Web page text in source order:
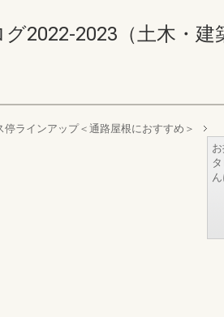
2022-2023（土木・建
停ラインアップ＜通路屋根におすすめ＞